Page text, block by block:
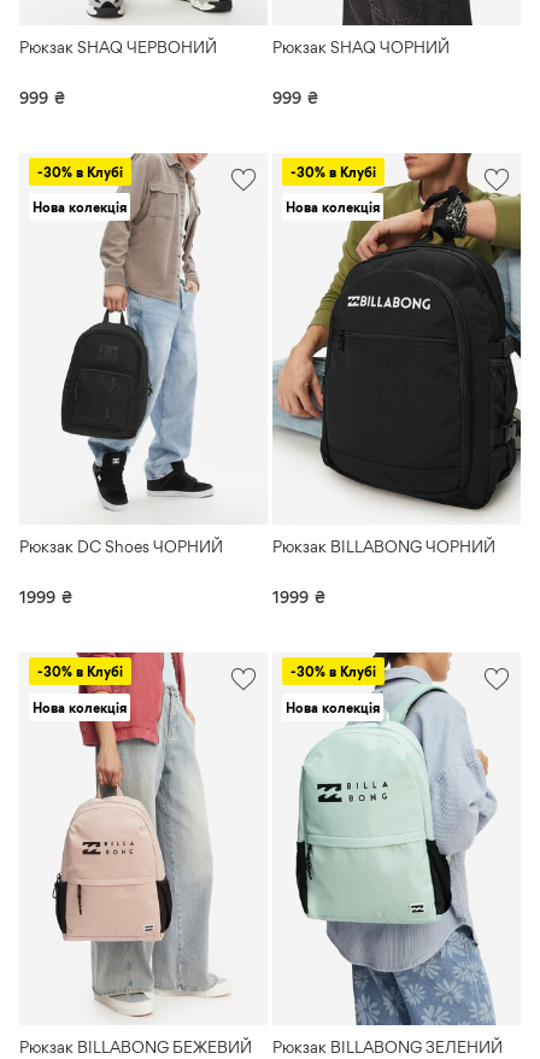
Рюкзак SHAQ ЧЕРВОНИЙ
999 ₴
Рюкзак SHAQ ЧОРНИЙ
999 ₴
-30% в Клубі
Нова колекція
Рюкзак DC Shoes ЧОРНИЙ
1999 ₴
-30% в Клубі
Нова колекція
Рюкзак BILLABONG ЧОРНИЙ
1999 ₴
-30% в Клубі
Нова колекція
Рюкзак BILLABONG БЕЖЕВИЙ
-30% в Клубі
Нова колекція
Рюкзак BILLABONG ЗЕЛЕНИЙ